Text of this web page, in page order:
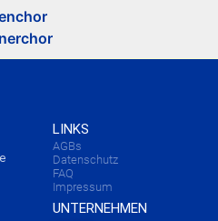
LINKS
AGBs
Datenschutz
FAQ
Impressum
UNTERNEHMEN